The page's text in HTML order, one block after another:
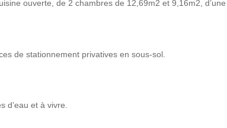
ouverte, de 2 chambres de 12,69m2 et 9,16m2, d’une
de stationnement privatives en sous-sol.
d’eau et à vivre.